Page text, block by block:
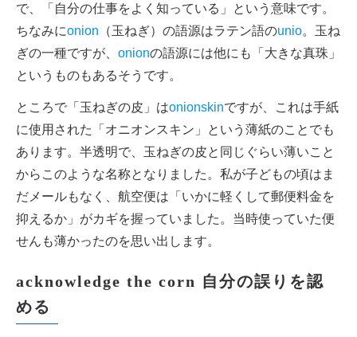
で、「自分の仕事をよく知っている」という意味です。
ちなみにonion （玉ねぎ）の語源はラテン語のunio。玉ね
ぎの一種ですが、 onionの語源には他にも「大きな真珠」
というものもあるそうです。
ところで「玉ねぎの皮」はonionskinですが、これは手紙
に使用された「オニオンスキン」という薄紙のことでも
あります。半透明で、玉ねぎの皮と同じぐらい薄いこと
からこのような名称となりました。私が子どもの頃はま
だメールもなく、航空便は「いかに軽くして郵便料金を
抑えるか」がカギを握っていました。当時使っていた便
せんも薄かったのを思い出します。
acknowledge the corn 自分の誤りを認
める